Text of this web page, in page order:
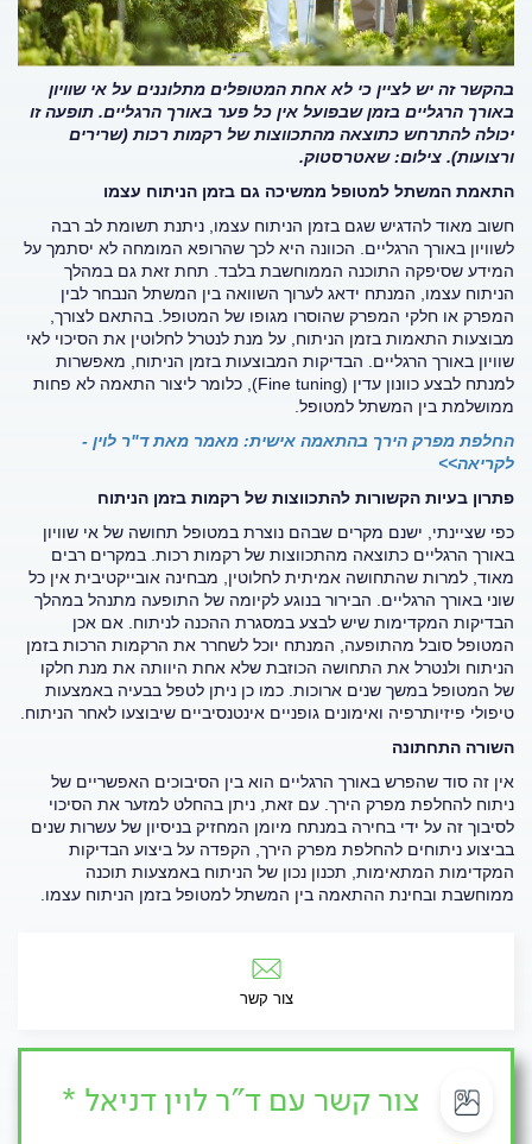
בהקשר זה יש לציין כי לא אחת המטופלים מתלוננים על אי שוויון
באורך הרגליים בזמן שבפועל אין כל פער באורך הרגליים. תופעה זו
יכולה להתרחש כתוצאה מהתכווצות של רקמות רכות (שרירים
ורצועות). צילום: שאטרסטוק.
התאמת המשתל למטופל ממשיכה גם בזמן הניתוח עצמו
חשוב מאוד להדגיש שגם בזמן הניתוח עצמו, ניתנת תשומת לב רבה
לשוויון באורך הרגליים. הכוונה היא לכך שהרופא המומחה לא יסתמך על
המידע שסיפקה התוכנה הממוחשבת בלבד. תחת זאת גם במהלך
הניתוח עצמו, המנתח ידאג לערוך השוואה בין המשתל הנבחר לבין
המפרק או חלקי המפרק שהוסרו מגופו של המטופל. בהתאם לצורך,
מבוצעות התאמות בזמן הניתוח, על מנת לנטרל לחלוטין את הסיכוי לאי
שוויון באורך הרגליים. הבדיקות המבוצעות בזמן הניתוח, מאפשרות
למנתח לבצע כוונון עדין (Fine tuning), כלומר ליצור התאמה לא פחות
ממושלמת בין המשתל למטופל.
החלפת מפרק הירך בהתאמה אישית: מאמר מאת ד"ר לוין -
לקריאה>>
פתרון בעיות הקשורות להתכווצות של רקמות בזמן הניתוח
כפי שציינתי, ישנם מקרים שבהם נוצרת במטופל תחושה של אי שוויון
באורך הרגליים כתוצאה מהתכווצות של רקמות רכות. במקרים רבים
מאוד, למרות שהתחושה אמיתית לחלוטין, מבחינה אובייקטיבית אין כל
שוני באורך הרגליים. הבירור בנוגע לקיומה של התופעה מתנהל במהלך
הבדיקות המקדימות שיש לבצע במסגרת ההכנה לניתוח. אם אכן
המטופל סובל מהתופעה, המנתח יוכל לשחרר את הרקמות הרכות בזמן
הניתוח ולנטרל את התחושה הכוזבת שלא אחת היוותה את מנת חלקו
של המטופל במשך שנים ארוכות. כמו כן ניתן לטפל בבעיה באמצעות
טיפולי פיזיותרפיה ואימונים גופניים אינטנסיביים שיבוצעו לאחר הניתוח.
השורה התחתונה
אין זה סוד שהפרש באורך הרגליים הוא בין הסיבוכים האפשריים של
ניתוח להחלפת מפרק הירך. עם זאת, ניתן בהחלט למזער את הסיכוי
לסיבוך זה על ידי בחירה במנתח מיומן המחזיק בניסיון של עשרות שנים
בביצוע ניתוחים להחלפת מפרק הירך, הקפדה על ביצוע הבדיקות
המקדימות המתאימות, תכנון נכון של הניתוח באמצעות תוכנה
ממוחשבת ובחינת ההתאמה בין המשתל למטופל בזמן הניתוח עצמו.
צור קשר
צור קשר עם ד"ר לוין דניאל *